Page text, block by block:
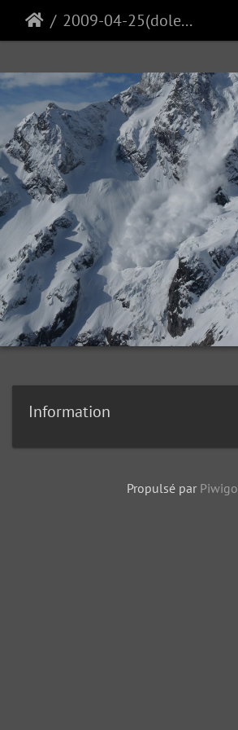
2009-04-25(dolent)16
Information
Propulsé par Piwigo